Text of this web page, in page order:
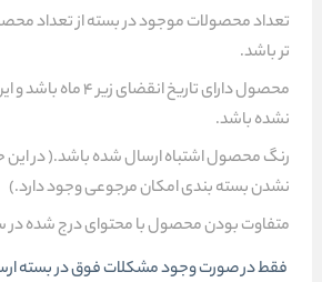
تعداد محصولات موجود در بسته از تعداد
تر باشد.
محصول دارای تاریخ
نشده باشد.
رنگ محصول اشتباه ارسال شده باشد.( در این
نشدن بسته بندی امکان مرجوعی وجود دارد.)
متفاوت بودن محصول با محتوای درج شده در
فقط در صورت وجود مشکلات فوق در بسته